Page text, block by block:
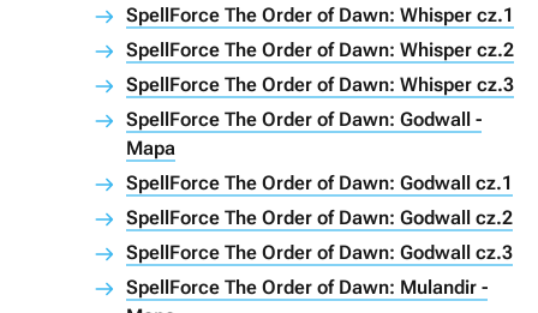
SpellForce The Order of Dawn: Whisper cz.1
SpellForce The Order of Dawn: Whisper cz.2
SpellForce The Order of Dawn: Whisper cz.3
SpellForce The Order of Dawn: Godwall -
Mapa
SpellForce The Order of Dawn: Godwall cz.1
SpellForce The Order of Dawn: Godwall cz.2
SpellForce The Order of Dawn: Godwall cz.3
SpellForce The Order of Dawn: Mulandir -